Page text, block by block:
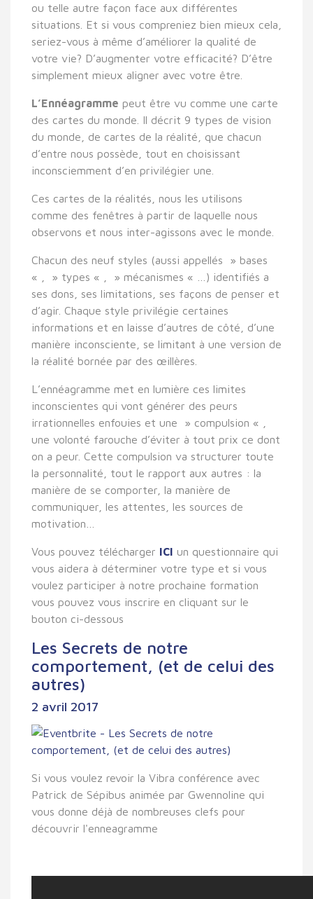
ou telle autre façon face aux différentes
situations. Et si vous compreniez bien mieux cela,
seriez-vous à même d’améliorer la qualité de
votre vie? D’augmenter votre efficacité? D’être
simplement mieux aligner avec votre être.
L’Ennéagramme peut être vu comme une carte
des cartes du monde. Il décrit 9 types de vision
du monde, de cartes de la réalité, que chacun
d’entre nous possède, tout en choisissant
inconsciemment d’en privilégier une.
Ces cartes de la réalités, nous les utilisons
comme des fenêtres à partir de laquelle nous
observons et nous inter-agissons avec le monde.
Chacun des neuf styles (aussi appellés » bases
« , » types « , » mécanismes « …) identifiés a
ses dons, ses limitations, ses façons de penser et
d’agir. Chaque style privilégie certaines
informations et en laisse d’autres de côté, d’une
manière inconsciente, se limitant à une version de
la réalité bornée par des œillères.
L’ennéagramme met en lumière ces limites
inconscientes qui vont générer des peurs
irrationnelles enfouies et une » compulsion « ,
une volonté farouche d’éviter à tout prix ce dont
on a peur. Cette compulsion va structurer toute
la personnalité, tout le rapport aux autres : la
manière de se comporter, la manière de
communiquer, les attentes, les sources de
motivation…
Vous pouvez télécharger ICI un questionnaire qui
vous aidera à déterminer votre type et si vous
voulez participer à notre prochaine formation
vous pouvez vous inscrire en cliquant sur le
bouton ci-dessous
Les Secrets de notre
comportement, (et de celui des
autres)
2 avril 2017
Si vous voulez revoir la Vibra conférence avec
Patrick de Sépibus animée par Gwennoline qui
vous donne déjà de nombreuses clefs pour
découvrir l'enneagramme